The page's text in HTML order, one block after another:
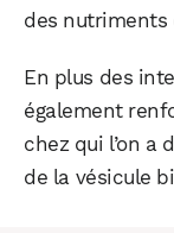
des nutriments
En plus des
également
chez qui l’on a
de la vésicule